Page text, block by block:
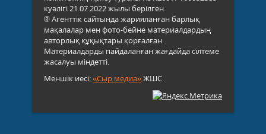
куәлігі 21.07.2022 жылы берілген.
® Агенттік сайтында жарияланған барлық
мақалалар мен фото-бейне материалдардың
авторлық құқықтары қорғалған.
Материалдарды пайдаланған жағдайда сілтеме
жасалуы міндетті.
Меншік иесі:«Сыр медиа»ЖШС.